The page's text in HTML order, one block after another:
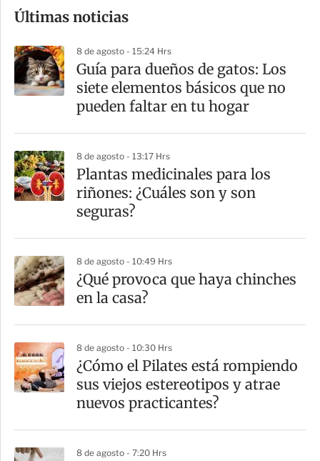
m
a
r
t
Últimas noticias
8 de agosto - 15:24 Hrs
Guía para dueños de gatos: Los
siete elementos básicos que no
pueden faltar en tu hogar
8 de agosto - 13:17 Hrs
Plantas medicinales para los
riñones: ¿Cuáles son y son
seguras?
8 de agosto - 10:49 Hrs
¿Qué provoca que haya chinches
en la casa?
8 de agosto - 10:30 Hrs
¿Cómo el Pilates está rompiendo
sus viejos estereotipos y atrae
nuevos practicantes?
8 de agosto - 7:20 Hrs